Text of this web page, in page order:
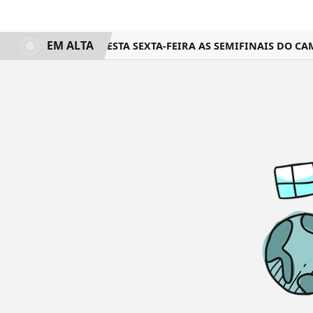
COMEÇA NESTA SEXTA-FEIRA AS SEMIFINAIS DO
EM ALTA